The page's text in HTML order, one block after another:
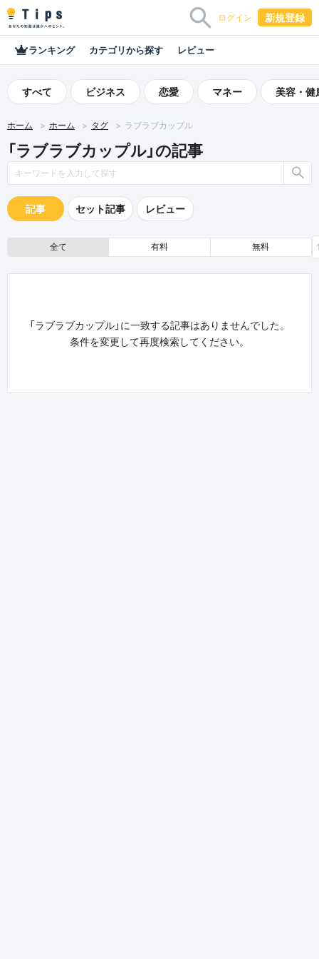
ログイン 新規登録
ランキング カテゴリから探す レビュー
すべて ビジネス 恋愛 マネー 美容・健
ホーム ホーム タグ ラブラブカップル
「ラブラブカップル」の記事
記事 セット記事 レビュー
全て 有料 無料
「ラブラブカップル」に一致する記事はありませんでした。
条件を変更して再度検索してください。